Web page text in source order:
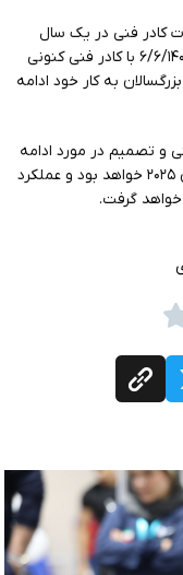
کادر فنی در یک سال
گذشته ، اردوهای تیم ملی بزرگسالان از تاریخ ۶/۶/۱۴۰۳ با کادر فنی کنونی
به کار خود ادامه
تصمیم در مورد ادامه
فعالیت ایشان پس از مسابقات جهانی بزرگسالان ۲۰۲۵ خواهد بود و عملکرد
خواهد گرفت.